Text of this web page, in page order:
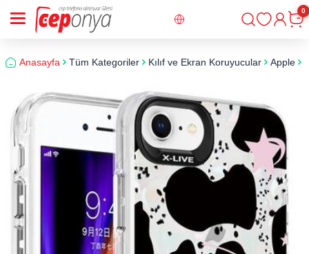
Giriş
0
Anasayfa Tüm Kategoriler Kılıf ve Ekran Koruyucular Apple